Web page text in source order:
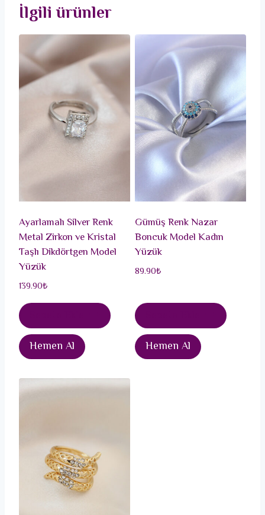
İlgili ürünler
Ayarlamalı Silver Renk
Metal Zirkon ve Kristal
Taşlı Dikdörtgen Model
Yüzük
139.90₺
Hemen Al
Gümüş Renk Nazar
Boncuk Model Kadın
Yüzük
89.90₺
Hemen Al